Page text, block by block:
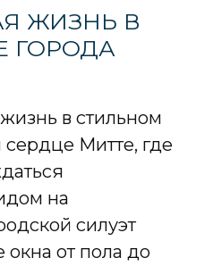
ЖИЗНЬ В
ГОРОДА
в стильном
сердце Митте, где
на
силуэт
от пола до